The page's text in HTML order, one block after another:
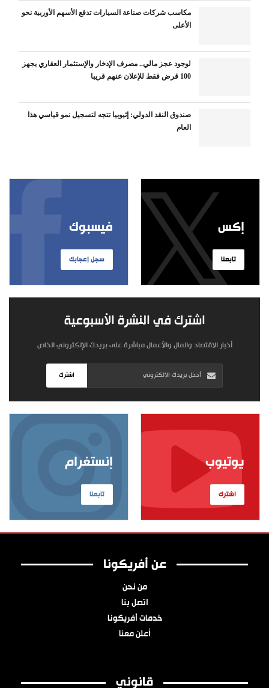
مكاسب شركات صناعة السيارات تدفع الأسهم الأوربية نحو
الأعلى
لوجود عجز مالي.. مصرف الإدخار والإستثمار العقاري يجهز
100 قرض فقط للإعلان عنهم قريبا
صندوق النقد الدولي: إثيوبيا تتجه لتسجيل نمو قياسي هذا
العام
فيسبوك
سجل إعجابك
إكس
تابعنا
اشترك في النشرة الأسبوعية
أخبار الاقتصاد والمال والأعمال مباشرة على بريدك الإلكتروني الخاص
اشترك
إنستغرام
تابعنا
يوتيوب
اشترك
عن أفريكونا
من نحن
اتصل بنا
خدمات أفريكونا
أعلن معنا
قانوني